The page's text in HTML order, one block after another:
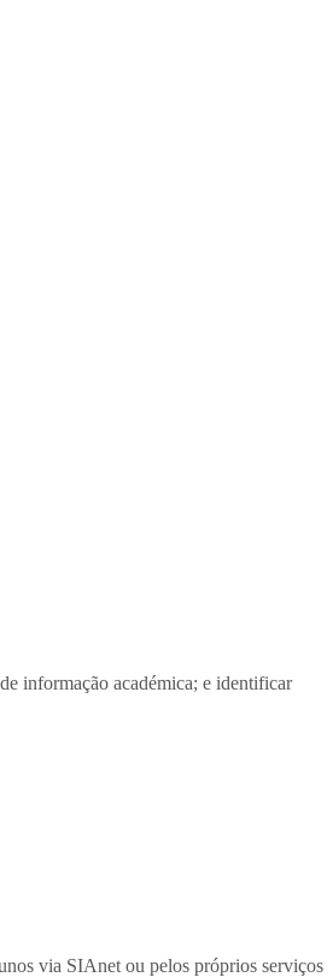
informação académica; e identificar
via SIAnet ou pelos próprios serviços